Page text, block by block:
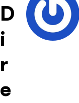
D
i
r
e